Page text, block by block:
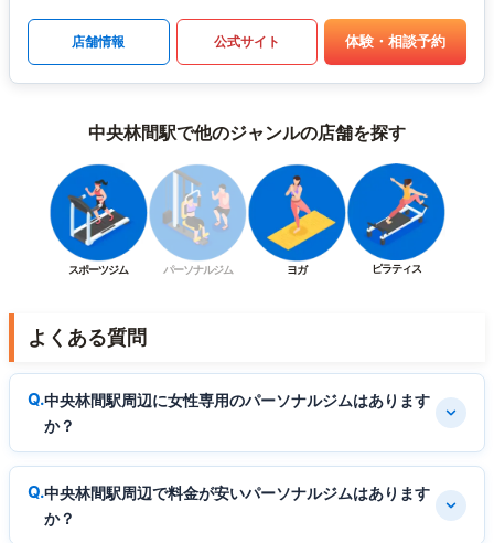
店舗情報 公式サイト 体験・相談予約
中央林間駅で他のジャンルの店舗を探す
スポーツジム パーソナルジム ヨガ ピラティス
よくある質問
中央林間駅周辺に女性専用のパーソナルジムはあります
か？
中央林間駅周辺で料金が安いパーソナルジムはあります
か？